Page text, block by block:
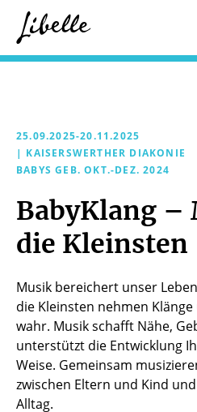

25.09.2025-20.11.2025
| KAISERSWERTHER DIAKONIE
BABYS GEB. OKT.-DEZ. 2024
BabyKlang –
die Kleinsten
Musik bereichert unser
die Kleinsten nehmen
wahr. Musik schafft Nähe,
unterstützt die Entwicklung
Weise. Gemeinsam
zwischen Eltern und Kind
Alltag.